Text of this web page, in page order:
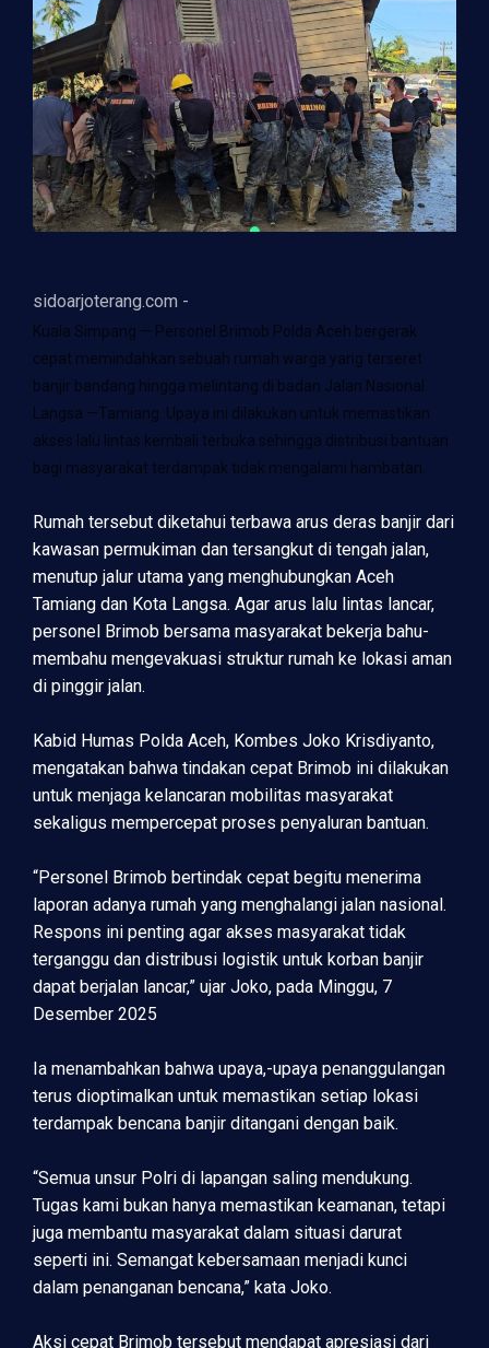
sidoarjoterang.com -
Kuala Simpang — Personel Brimob Polda Aceh bergerak
cepat memindahkan sebuah rumah warga yang terseret
banjir bandang hingga melintang di badan Jalan Nasional
Langsa —Tamiang. Upaya ini dilakukan untuk memastikan
akses lalu lintas kembali terbuka sehingga distribusi bantuan
bagi masyarakat terdampak tidak mengalami hambatan.
Rumah tersebut diketahui terbawa arus deras banjir dari
kawasan permukiman dan tersangkut di tengah jalan,
menutup jalur utama yang menghubungkan Aceh
Tamiang dan Kota Langsa. Agar arus lalu lintas lancar,
personel Brimob bersama masyarakat bekerja bahu-
membahu mengevakuasi struktur rumah ke lokasi aman
di pinggir jalan.
Kabid Humas Polda Aceh, Kombes Joko Krisdiyanto,
mengatakan bahwa tindakan cepat Brimob ini dilakukan
untuk menjaga kelancaran mobilitas masyarakat
sekaligus mempercepat proses penyaluran bantuan.
“Personel Brimob bertindak cepat begitu menerima
laporan adanya rumah yang menghalangi jalan nasional.
Respons ini penting agar akses masyarakat tidak
terganggu dan distribusi logistik untuk korban banjir
dapat berjalan lancar,” ujar Joko, pada Minggu, 7
Desember 2025
Ia menambahkan bahwa upaya,-upaya penanggulangan
terus dioptimalkan untuk memastikan setiap lokasi
terdampak bencana banjir ditangani dengan baik.
“Semua unsur Polri di lapangan saling mendukung.
Tugas kami bukan hanya memastikan keamanan, tetapi
juga membantu masyarakat dalam situasi darurat
seperti ini. Semangat kebersamaan menjadi kunci
dalam penanganan bencana,” kata Joko.
Aksi cepat Brimob tersebut mendapat apresiasi dari